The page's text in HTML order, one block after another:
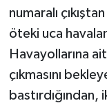
numaralı
öteki uca
Havayollarına
çıkmasını